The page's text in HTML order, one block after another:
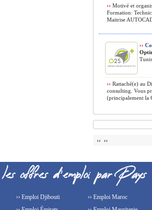
›› Motivé et
Formation:
Maitrise
››
›› Rattaché(e) au
consulting. Vous
(principalement la
›› ››
›› Emploi Djibouti
›› Emploi Maroc